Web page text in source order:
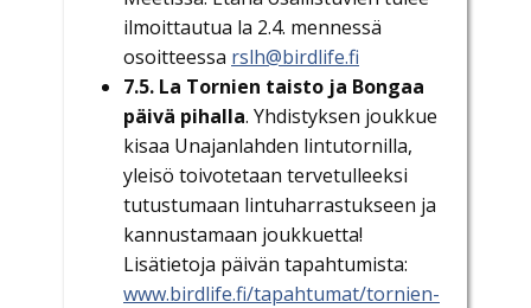
ilmoittautua la 2.4. mennessä
osoitteessa rslh@birdlife.fi
7.5. La Tornien taisto ja Bongaa
päivä pihalla. Yhdistyksen joukkue
kisaa Unajanlahden lintutornilla,
yleisö toivotetaan tervetulleeksi
tutustumaan lintuharrastukseen ja
kannustamaan joukkuetta!
Lisätietoja päivän tapahtumista:
www.birdlife.fi/tapahtumat/tornien-